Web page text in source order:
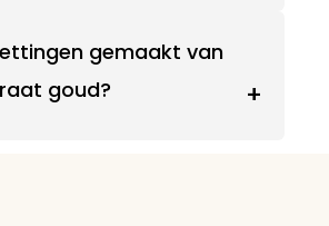
gemaakt van
goud?
+